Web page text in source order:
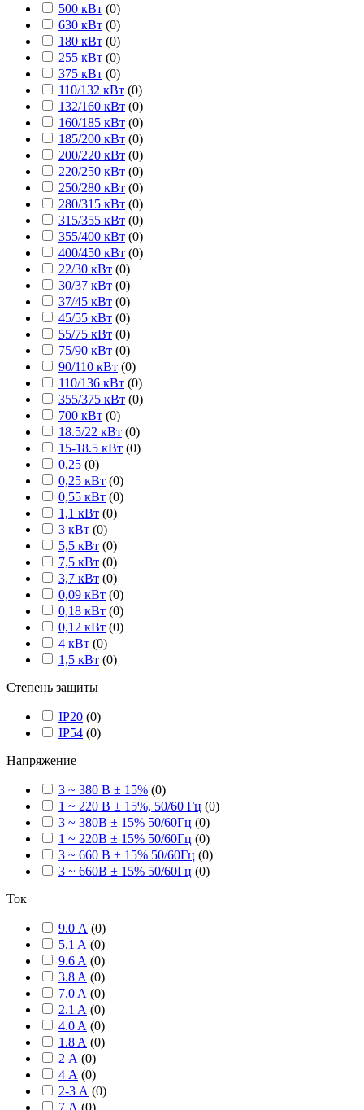
500 кВт (0)
630 кВт (0)
180 кВт (0)
255 кВт (0)
375 кВт (0)
110/132 кВт (0)
132/160 кВт (0)
160/185 кВт (0)
185/200 кВт (0)
200/220 кВт (0)
220/250 кВт (0)
250/280 кВт (0)
280/315 кВт (0)
315/355 кВт (0)
355/400 кВт (0)
400/450 кВт (0)
22/30 кВт (0)
30/37 кВт (0)
37/45 кВт (0)
45/55 кВт (0)
55/75 кВт (0)
75/90 кВт (0)
90/110 кВт (0)
110/136 кВт (0)
355/375 кВт (0)
700 кВт (0)
18.5/22 кВт (0)
15-18.5 кВт (0)
0,25 (0)
0,25 кВт (0)
0,55 кВт (0)
1,1 кВт (0)
3 кВт (0)
5,5 кВт (0)
7,5 кВт (0)
3,7 кВт (0)
0,09 кВт (0)
0,18 кВт (0)
0,12 кВт (0)
4 кВт (0)
1,5 кВт (0)
Степень защиты
IP20 (0)
IP54 (0)
Напряжение
3 ~ 380 В ± 15% (0)
1 ~ 220 В ± 15%, 50/60 Гц (0)
3 ~ 380В ± 15% 50/60Гц (0)
1 ~ 220В ± 15% 50/60Гц (0)
3 ~ 660 В ± 15% 50/60Гц (0)
3 ~ 660В ± 15% 50/60Гц (0)
Ток
9.0 А (0)
5.1 A (0)
9.6 A (0)
3.8 A (0)
7.0 A (0)
2.1 A (0)
4.0 A (0)
1.8 A (0)
2 А (0)
4 А (0)
2-3 А (0)
7 А (0)